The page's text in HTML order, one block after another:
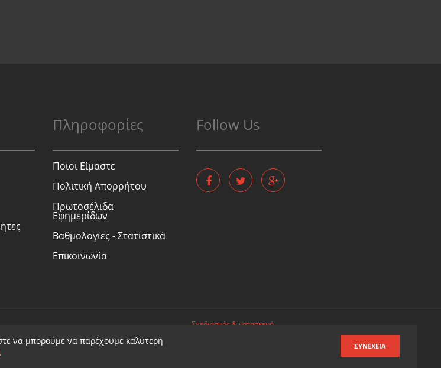
Πληροφορίες
Ποιοι Είμαστε
Πολιτική Απορρήτου
Πρωτοσέλιδα
Εφημερίδων
Βαθμολογίες - Στατιστικά
Επικοινωνία
Follow Us
Σχεδιασμός & κατασκευή
να μπορούμε να παρέχουμε καλύτερη
.
ΣΥΝΈΧΕΙΑ